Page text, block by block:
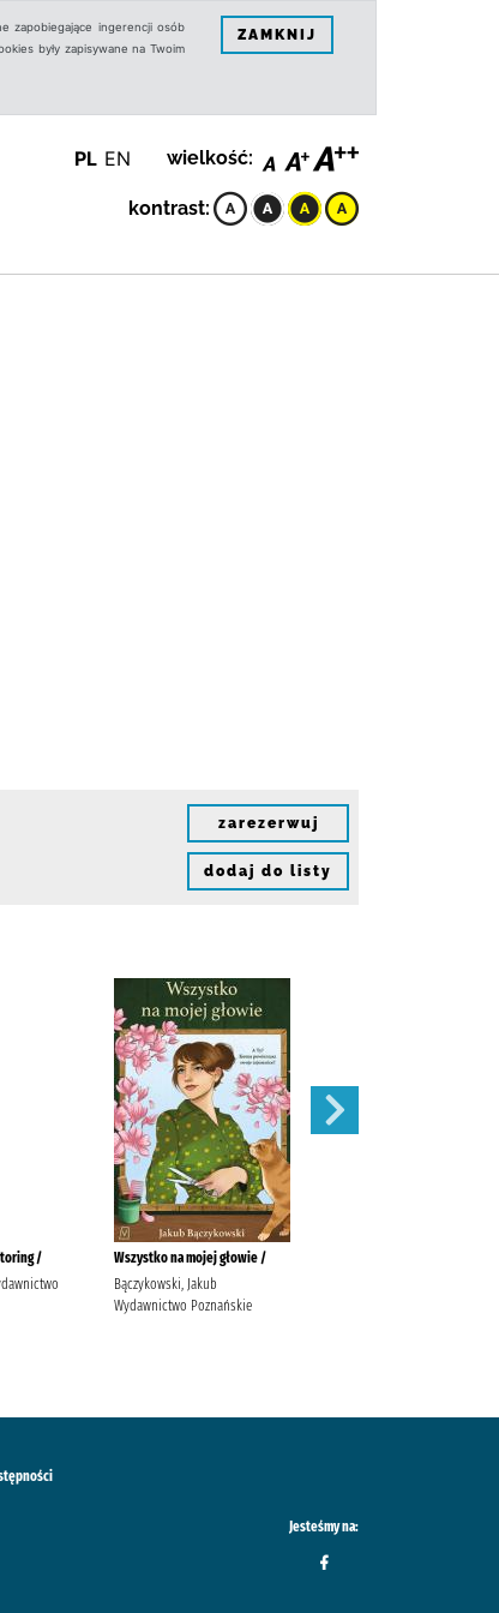
zapobiegające ingerencji osób
były zapisywane na Twoim
ZAMKNIJ
PL EN wielkość:
kontrast:
zarezerwuj
dodaj do listy
/
Wszystko na mojej głowie /
Bączykowski, Jakub
Wydawnictwo Poznańskie
Jesteśmy na: